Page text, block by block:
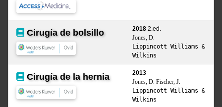
Cirugía de bolsillo 2018 2.ed.
Jones, D.
Lippincott Williams &
Wilkins
Cirugía de la hernia
2013
Jones, D. Fischer, J.
Lippincott Williams &
Wilkins